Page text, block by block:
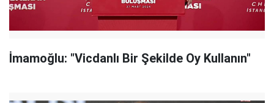
İmamoğlu: "Vicdanlı Bir Şekilde Oy Kullanın"